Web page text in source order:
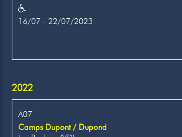
16/07 - 22/07/2023
2022
A07
Camps Dupont / Dupond